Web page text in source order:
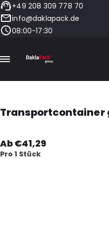
+49 208 309 778 70
info@daklapack.de
08:00-17:30
Transportcontainer
Ab €41,29
Pro 1 Stück